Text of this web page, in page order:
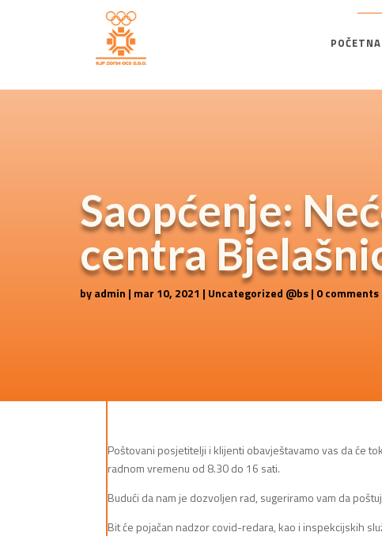
POČETNA
Saopćenje:
centra
byadmin | mar 10, 2021 | Uncategorized @bs| 0 comments
Poštovani posjetitelji i klijenti obavještavamo vas da će
radnom vremenu od 8.30 do 16 sati.
Budući da nam je dozvoljen rad, sugeriramo vam da
Bit će pojačan nadzor covid-redara, kao i inspekcijskih